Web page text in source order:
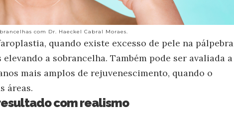
com Dr. Haeckel Cabral Moraes.
quando existe excesso de pele na pálpebra
a sobrancelha. Também pode ser avaliada a
mais amplos de rejuvenescimento, quando o
áreas.
com realismo